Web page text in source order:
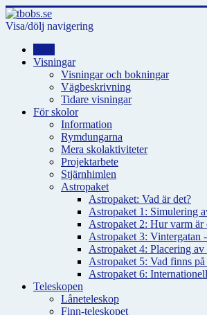
Visa/dölj navigering
Visningar
Visningar och bokningar
Vägbeskrivning
Tidare visningar
För skolor
Information
Rymdungarna
Mera skolaktiviteter
Projektarbete
Stjärnhimlen
Astropaket
Astropaket: Vad är det?
Astropaket 1: Simulering
Astropaket 2: Hur varm är
Astropaket 3: Vintergatan
Astropaket 4: Placering
Astropaket 5: Vad finns
Astropaket 6:
Teleskopen
Låneteleskop
Finn-teleskopet